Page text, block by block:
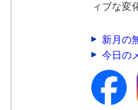
ィブな変
新月の
今日の